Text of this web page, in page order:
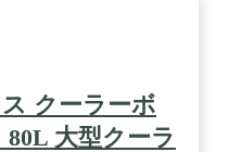
クーラーボ
80L 大型クーラ